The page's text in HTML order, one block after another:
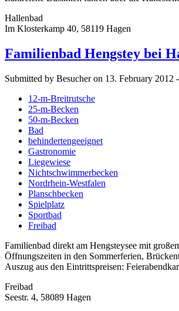
Hallenbad
Im Klosterkamp 40, 58119 Hagen
Familienbad Hengstey bei
Submitted by Besucher on 13. February 2012
12-m-Breitrutsche
25-m-Becken
50-m-Becken
Bad
behindertengeeignet
Gastronomie
Liegewiese
Nichtschwimmerbecken
Nordrhein-Westfalen
Planschbecken
Spielplatz
Sportbad
Freibad
Familienbad direkt am Hengsteysee mit
Öffnungszeiten in den Sommerferien,
Auszug aus den Eintrittspreisen:
Freibad
Seestr. 4, 58089 Hagen